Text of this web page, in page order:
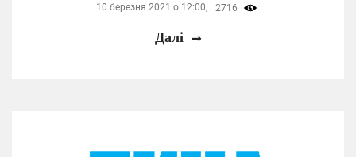
10 березня 2021 о 12:00, 2716
Далі